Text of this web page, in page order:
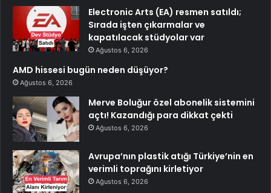
Electronic Arts (EA) resmen satıldı;
Sırada işten çıkarmalar ve
kapatılacak stüdyolar var
Ağustos 6, 2026
AMD hissesi bugün neden düşüyor?
Ağustos 6, 2026
Merve Boluğur özel abonelik sistemini
açtı! Kazandığı para dikkat çekti
Ağustos 6, 2026
Avrupa’nın plastik atığı Türkiye’nin en
verimli toprağını kirletiyor
Ağustos 6, 2026